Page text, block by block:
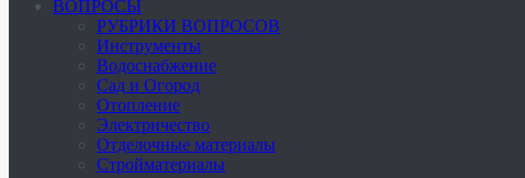
ВОПРОСЫ
РУБРИКИ ВОПРОСОВ
Инструменты
Водоснабжение
Сад и Огород
Отопление
Электричество
Отделочные материалы
Стройматериалы